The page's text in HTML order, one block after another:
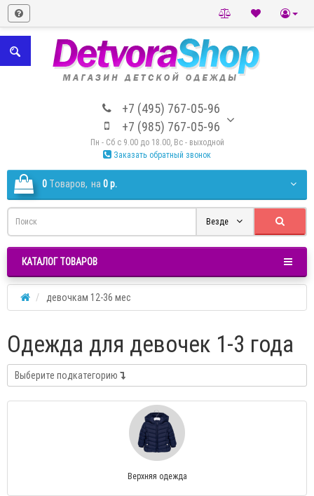
+7 (495) 767-05-96
+7 (985) 767-05-96
Пн - Сб с 9.00 до 18.00, Вс - выходной
Заказать обратный звонок
0 Tоваров, на 0 р.
Везде
КАТАЛОГ ТОВАРОВ
девочкам 12-36 мес
Одежда для девочек 1-3 года
Выберите подкатегорию
Верхняя одежда